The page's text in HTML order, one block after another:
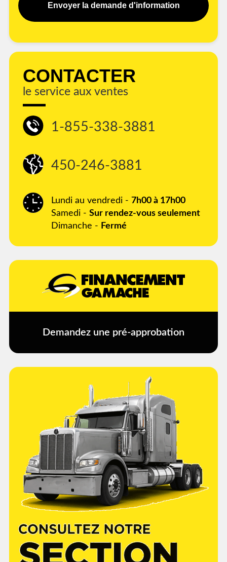
Envoyer la demande d'information
CONTACTER
le service aux ventes
1-855-338-3881
450-246-3881
Lundi au vendredi - 7h00 à 17h00
Samedi - Sur rendez-vous seulement
Dimanche - Fermé
Demandez une pré-approbation